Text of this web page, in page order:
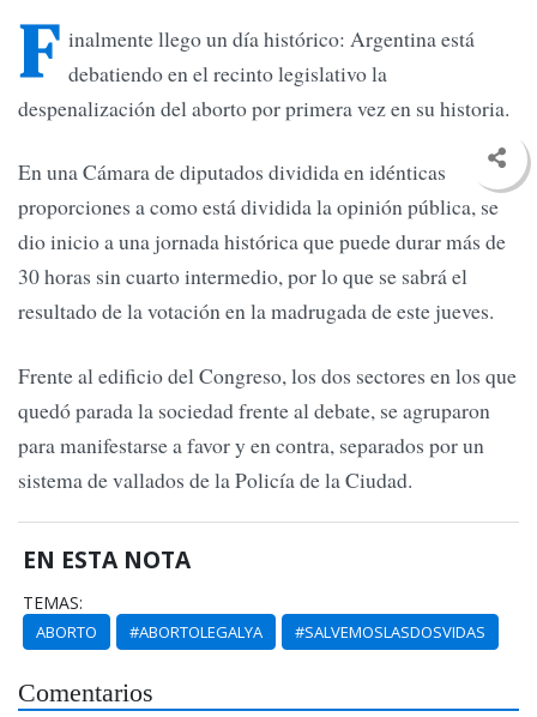
F inalmente llego un día histórico: Argentina está
debatiendo en el recinto legislativo la
despenalización del aborto por primera vez en su historia.
En una Cámara de diputados dividida en idénticas
proporciones a como está dividida la opinión pública, se
dio inicio a una jornada histórica que puede durar más de
30 horas sin cuarto intermedio, por lo que se sabrá el
resultado de la votación en la madrugada de este jueves.
Frente al edificio del Congreso, los dos sectores en los que
quedó parada la sociedad frente al debate, se agruparon
para manifestarse a favor y en contra, separados por un
sistema de vallados de la Policía de la Ciudad.
EN ESTA NOTA
TEMAS:
ABORTO #ABORTOLEGALYA #SALVEMOSLASDOSVIDAS
Comentarios